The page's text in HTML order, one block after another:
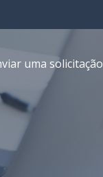
uma solicitação